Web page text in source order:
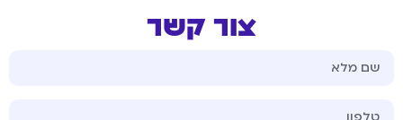
צור קשר